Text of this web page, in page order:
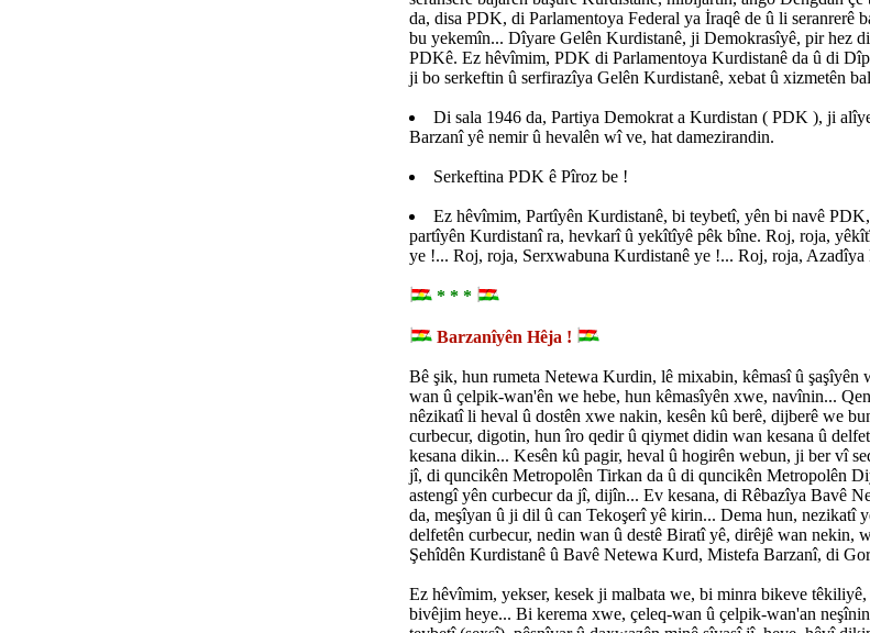
da, disa PDK, di Parlamentoya Federal ya İraqê de û li seranrerê
bu yekemîn... Dîyare Gelên Kurdistanê, ji Demokrasîyê, pir hez
PDKê. Ez hêvîmim, PDK di Parlamentoya Kurdistanê da û di
ji bo serkeftin û serfirazîya Gelên Kurdistanê, xebat û xizmetên
Di sala 1946 da, Partiya Demokrat a Kurdistan ( PDK ), ji
Barzanî yê nemir û hevalên wî ve, hat damezirandin.
Serkeftina PDK ê Pîroz be !
Ez hêvîmim, Partîyên Kurdistanê, bi teybetî, yên bi navê
partîyên Kurdistanî ra, hevkarî û yekîtîyê pêk bîne. Roj, roja,
ye !... Roj, roja, Serxwabuna Kurdistanê ye !... Roj, roja, Azadîya
* * *
Barzanîyên Hêja !
Bê şik, hun rumeta Netewa Kurdin, lê mixabin, kêmasî û şaşîyên
wan û çelpik-wan'ên we hebe, hun kêmasîyên xwe, navînin...
nêzikatî li heval û dostên xwe nakin, kesên kû berê, dijberê we
curbecur, digotin, hun îro qedir û qiymet didin wan kesana û
kesana dikin... Kesên kû pagir, heval û hogirên webun, ji ber vî
jî, di quncikên Metropolên Tirkan da û di quncikên Metropolên
astengî yên curbecur da jî, dijîn... Ev kesana, di Rêbazîya Bavê
da, meşîyan û ji dil û can Tekoşerî yê kirin... Dema hun, nezikatî
delfetên curbecur, nedin wan û destê Biratî yê, dirêjê wan nekin,
Şehîdên Kurdistanê û Bavê Netewa Kurd, Mistefa Barzanî, di
Ez hêvîmim, yekser, kesek ji malbata we, bi minra bikeve
bivêjim heye... Bi kerema xwe, çeleq-wan û çelpik-wan'an